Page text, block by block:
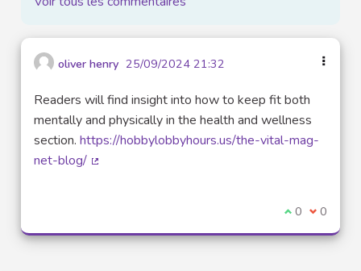
oliver henry 25/09/2024 21:32
Readers will find insight into how to keep fit both
mentally and physically in the health and wellness
section. https://hobbylobbyhours.us/the-vital-mag-
net-blog/
Je suis
0 Je ne
0